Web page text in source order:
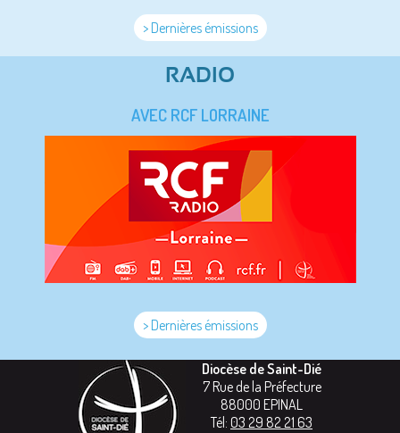
> Dernières émissions
RADIO
AVEC RCF LORRAINE
> Dernières émissions
Diocèse de Saint-Dié
7 Rue de la Préfecture
88000 EPINAL
Tél: 03 29 82 21 63